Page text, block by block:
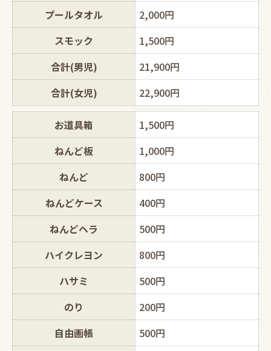
プールタオル
2,000円
スモック
1,500円
合計(男児)
21,900円
合計(女児)
22,900円
お道具箱
1,500円
ねんど板
1,000円
ねんど
800円
ねんどケース
400円
ねんどヘラ
500円
ハイクレヨン
800円
ハサミ
500円
のり
200円
自由画帳
500円